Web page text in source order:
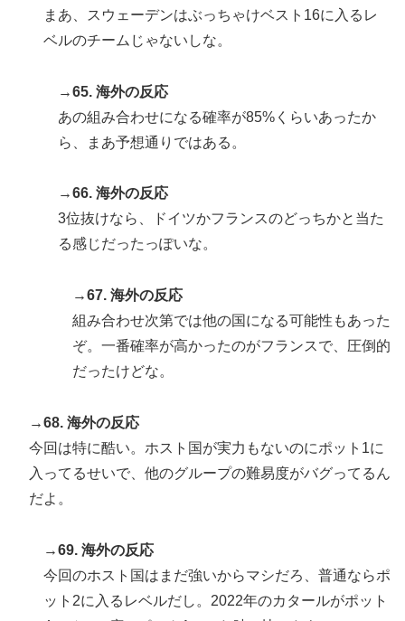
まあ、スウェーデンはぶっちゃけベスト16に入るレ
ベルのチームじゃないしな。
→65. 海外の反応
あの組み合わせになる確率が85%くらいあったか
ら、まあ予想通りではある。
→66. 海外の反応
3位抜けなら、ドイツかフランスのどっちかと当た
る感じだったっぽいな。
→67. 海外の反応
組み合わせ次第では他の国になる可能性もあった
ぞ。一番確率が高かったのがフランスで、圧倒的
だったけどな。
→68. 海外の反応
今回は特に酷い。ホスト国が実力もないのにポット1に
入ってるせいで、他のグループの難易度がバグってるん
だよ。
→69. 海外の反応
今回のホスト国はまだ強いからマシだろ、普通ならポ
ット2に入るレベルだし。2022年のカタールがポット